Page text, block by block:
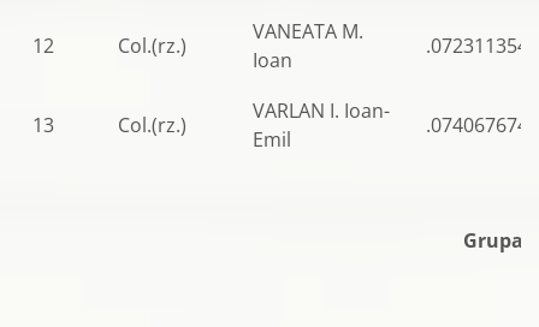
12 Col.(rz.)
VANEATA M.
Ioan
.0723113542
13 Col.(rz.)
VARLAN I. Ioan-
Emil
.0740676741
Grupa